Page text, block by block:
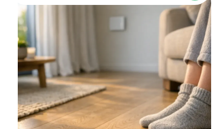
Hoe werkt het? Vloerverwarming ProjectenOver ons
Hoe
werkt
het?
Vloerverwarming
Projecten